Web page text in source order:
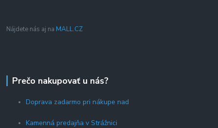
Nájdete nás aj na MALL.CZ
Prečo nakupovať u nás?
Doprava zadarmo pri nákupe nad
Kamenná predajňa v Strážnici